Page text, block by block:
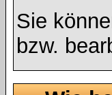
Sie
bzw.